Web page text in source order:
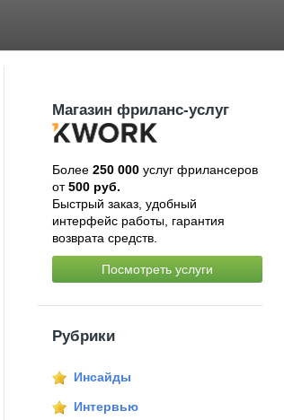
Магазин фриланс-услуг
Более 250 000услуг фрилансеров
от500 руб.
Быстрый заказ, удобный
интерфейс работы, гарантия
возврата средств.
Посмотреть услуги
Рубрики
Инсайды
Интервью